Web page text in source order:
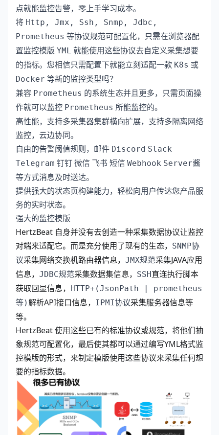
点就能监控告警，零上手学习成本。
将 Http, Jmx, Ssh, Snmp, Jdbc,
Prometheus 等协议规范可配置化，只需在浏览器配
置监控模版 YML 就能使用这些协议去自定义采集想要
的指标。您相信只需配置下就能立刻适配一款 K8s 或
Docker 等新的监控类型吗？
兼容 Prometheus 的系统生态并且更多，只需页面操
作就可以监控 Prometheus 所能监控的。
高性能，支持多采集器集群横向扩展，支持多隔离网络
监控，云边协同。
自由的告警阈值规则， 邮件 Discord Slack
Telegram 钉钉 微信 飞书 短信 Webhook Server酱
等方式消息及时送达。
提供强大的状态页构建能力，轻松向用户传达您产品服
务的实时状态。
强大的监控模版
HertzBeat 自身并没有去创造一种采集数据协议让监控
对端来适配它。而是充分使用了现有的生态， SNMP协
议采集网络交换机路由器信息， JMX规范采集JAVA应用
信息， JDBC规范采集数据集信息， SSH直连执行脚本
获取回显信息， HTTP+(JsonPath | prometheus
等)解析API接口信息， IPMI协议采集服务器信息等
等。
HertzBeat 使用这些已有的标准协议或规范，将他们抽
象规范可配置化，最后使其都可以通过编写YML格式监
控模版的形式，来制定模版使用这些协议来采集任何想
要的指标数据。